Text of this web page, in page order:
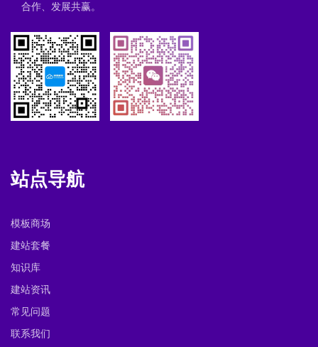
合作、发展共赢。
站点导航
模板商场
建站套餐
知识库
建站资讯
常见问题
联系我们